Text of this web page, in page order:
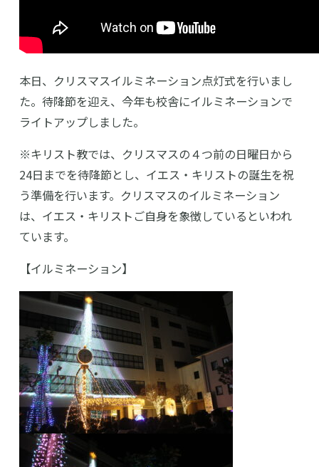
本日、クリスマスイルミネーション点灯式を行いまし
た。待降節を迎え、今年も校舎にイルミネーションで
ライトアップしました。
※キリスト教では、クリスマスの４つ前の日曜日から
24日までを待降節とし、イエス・キリストの誕生を祝
う準備を行います。クリスマスのイルミネーション
は、イエス・キリストご自身を象徴しているといわれ
ています。
【イルミネーション】